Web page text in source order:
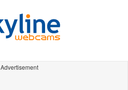
Advertisement